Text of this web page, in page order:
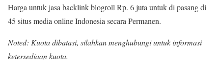
Harga untuk jasa backlink blogroll Rp. 6 juta untuk di pasang di
45 situs media online Indonesia secara Permanen.
Noted: Kuota dibatasi, silahkan menghubungi untuk informasi
ketersediaan kuota.